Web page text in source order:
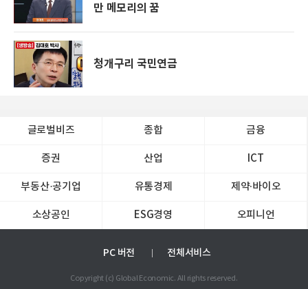
만 메모리의 꿈
청개구리 국민연금
글로벌비즈 종합 금융
증권 산업 ICT
부동산·공기업 유통경제 제약∙바이오
소상공인 ESG경영 오피니언
PC 버전 전체서비스
Copyright (c) Global Economic. All rights reserved.